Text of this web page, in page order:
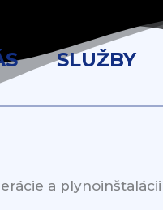
SLUŽBY
a